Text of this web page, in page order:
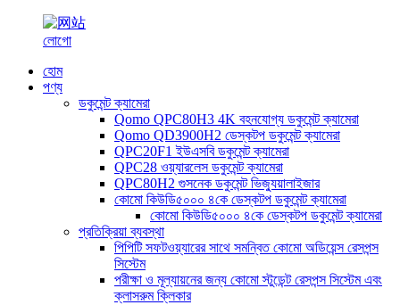
হোম
পণ্য
ডকুমেন্ট ক্যামেরা
Qomo QPC80H3 4K বহনযোগ্য ডকুমেন্ট ক্যামেরা
Qomo QD3900H2 ডেস্কটপ ডকুমেন্ট ক্যামেরা
QPC20F1 ইউএসবি ডকুমেন্ট ক্যামেরা
QPC28 ওয়্যারলেস ডকুমেন্ট ক্যামেরা
QPC80H2 গুসনেক ডকুমেন্ট ভিজ্যুয়ালাইজার
কোমো কিউডি৫০০০ ৪কে ডেস্কটপ ডকুমেন্ট ক্যামেরা
কোমো কিউডি৫০০০ ৪কে ডেস্কটপ ডকুমেন্ট ক্যামেরা
প্রতিক্রিয়া ব্যবস্থা
পিপিটি সফটওয়্যারের সাথে সমন্বিত কোমো অডিয়েন্স রেসপন্স
সিস্টেম
পরীক্ষা ও মূল্যায়নের জন্য কোমো স্টুডেন্ট রেসপন্স সিস্টেম এবং
ক্লাসরুম ক্লিকার